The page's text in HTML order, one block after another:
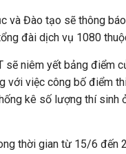
và Đào tạo sẽ thông
đài dịch vụ 1080
sẽ niêm yết bảng điểm
với việc công bố điểm
kê số lượng thí sinh
thời gian từ 15/6 đến